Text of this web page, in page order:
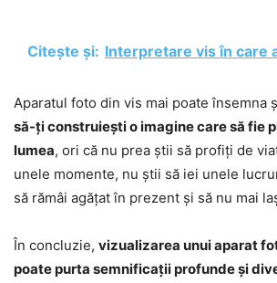
Citește și: Interpretare vis în care
Aparatul foto din vis mai poate însemna
să-ți construiești o imagine care să fie
lumea, ori că nu prea știi să profiți de
unele momente, nu știi să iei unele
să rămâi agățat în prezent și să nu mai
În concluzie, vizualizarea unui aparat
poate purta semnificații profunde și